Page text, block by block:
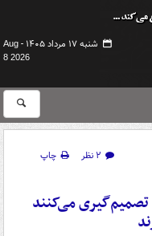
شنبه ۱۷ مرداد ۱۴۰۵ -
Aug
8 2026
۲ نظر
چاپ
تصمیم‌گیری می‌کنند